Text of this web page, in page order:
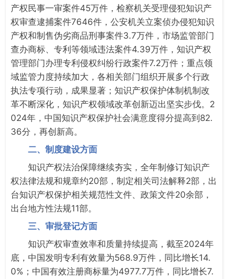
产权民事一审案件45万件，检察机关受理侵犯知识产
权审查逮捕案件7646件，公安机关立案侦办侵犯知识
产权和制售伪劣商品刑事案件3.7万件，市场监管部门
查办商标、专利等领域违法案件4.39万件，知识产权
管理部门办理专利侵权纠纷行政案件7.2万件；重点领
域监管力度持续加大，各相关部门组织开展多个行政
执法专项行动，成果显著；知识产权保护体制机制改
革不断深化，知识产权领域改革创新迈出坚实步伐。2
024年，中国知识产权保护社会满意度得分提高到82.
36分，再创新高。
二、制度建设方面
知识产权法治保障继续夯实，全年制修订知识产
权法律法规和规章约20部，制定相关司法解释2部，出
台知识产权保护相关规范性文件、政策文件20余部，
出台地方性法规11部。
三、审批登记方面
知识产权审查效率和质量持续提高，截至2024年
底，中国发明专利有效量为568.9万件，同比增长14.
0%；中国有效注册商标量为4977.7万件，同比增长7.